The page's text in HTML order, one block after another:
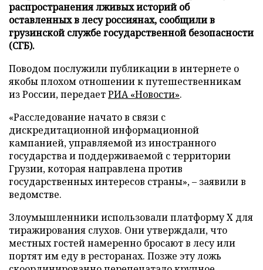
распространения лживых историй об
оставленных в лесу россиянах, сообщили в
грузинской службе государственной безопасности
(СГБ).
Поводом послужили публикации в интернете о
якобы плохом отношении к путешественникам
из России, передаетРИА «Новости».
«Расследование начато в связи с
дискредитационной информационной
кампанией, управляемой из иностранного
государства и поддерживаемой с территории
Грузии, которая направлена против
государственных интересов страны», – заявили в
ведомстве.
Злоумышленники использовали платформу X для
тиражирования слухов. Они утверждали, что
местных гостей намеренно бросают в лесу или
портят им еду в ресторанах. Позже эту ложь